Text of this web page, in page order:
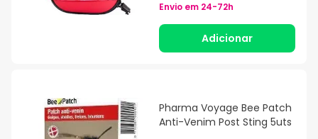
Envio em 24-72h
Adicionar
Pharma Voyage Bee Patch
Anti-Venim Post Sting 5uts